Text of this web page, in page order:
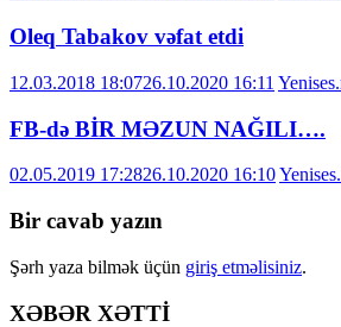
Oleq Tabakov vəfat etdi
12.03.2018 18:0726.10.2020 16:11
FB-də BİR MƏZUN NAĞILI….
02.05.2019 17:2826.10.2020 16:10
Bir cavab yazın
Şərh yaza bilmək üçün giriş etməlisiniz.
XƏBƏR XƏTTİ